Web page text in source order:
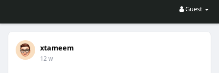
Guest
xtameem
12 w